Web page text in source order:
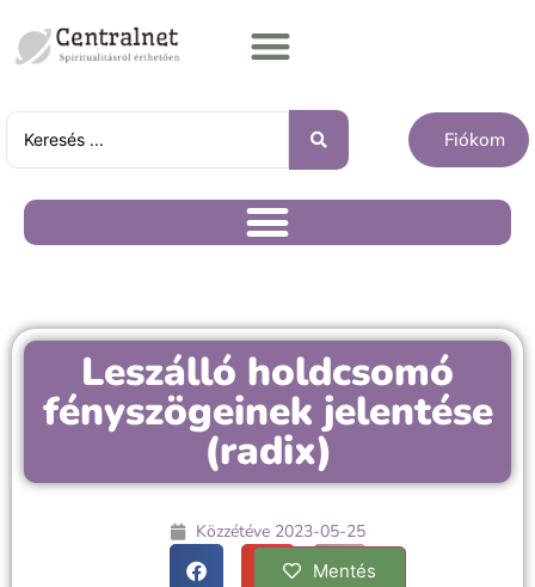
Fiókom
Leszálló holdcsomó
fényszögeinek jelentése
(radix)
Közzétéve 2023-05-25
Mentés